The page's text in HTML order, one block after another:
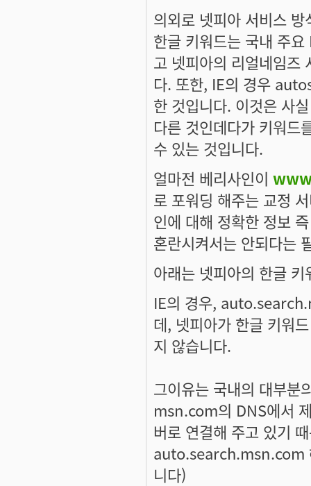
의외로 넷피아 서비스
한글 키워드는 국내 주
고 넷피아의 리얼네임즈
다. 또한, IE의 경우
한 것입니다. 이것은 사
다른 것인데다가 키워드
수 있는 것입니다.
얼마전 베리사인이
로 포워딩 해주는 교정
인에 대해 정확한 정보
혼란시켜서는 안되다는
아래는 넷피아의 한글
IE의 경우,
데, 넷피아가 한글 키워
지 않습니다.
그이유는 국내의 대부
msn.com의 DNS에서
버로 연결해 주고 있기
auto.search.msn.com
니다)